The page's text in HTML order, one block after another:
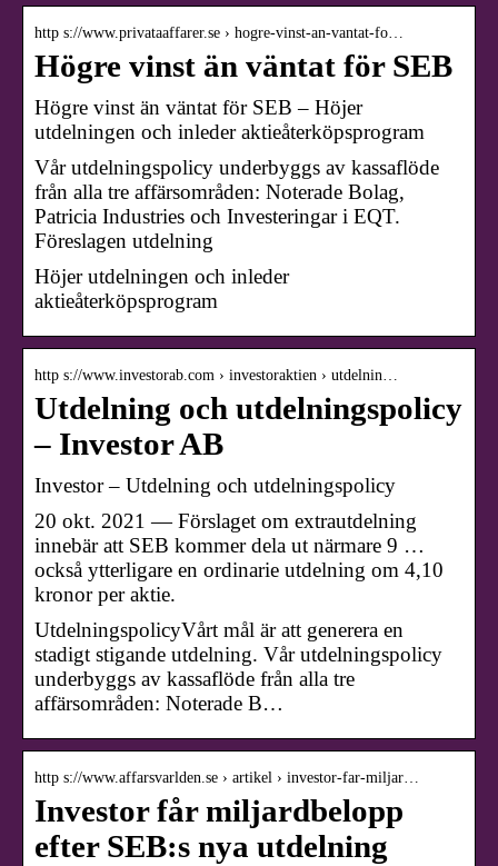
http s://www.privataaffarer.se › hogre-vinst-an-vantat-fo…
Högre vinst än väntat för SEB
Högre vinst än väntat för SEB – Höjer
utdelningen och inleder aktieåterköpsprogram
Vår utdelningspolicy underbyggs av kassaflöde
från alla tre affärsområden: Noterade Bolag,
Patricia Industries och Investeringar i EQT.
Föreslagen utdelning
Höjer utdelningen och inleder
aktieåterköpsprogram
http s://www.investorab.com › investoraktien › utdelnin…
Utdelning och utdelningspolicy
– Investor AB
Investor – Utdelning och utdelningspolicy
20 okt. 2021 — Förslaget om extrautdelning
innebär att SEB kommer dela ut närmare 9 …
också ytterligare en ordinarie utdelning om 4,10
kronor per aktie.
UtdelningspolicyVårt mål är att generera en
stadigt stigande utdelning. Vår utdelningspolicy
underbyggs av kassaflöde från alla tre
affärsområden: Noterade B…
http s://www.affarsvarlden.se › artikel › investor-far-miljar…
Investor får miljardbelopp
efter SEB:s nya utdelning